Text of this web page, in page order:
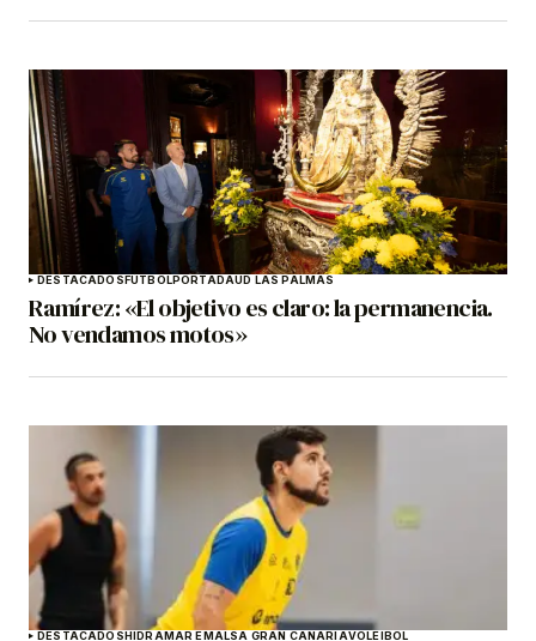
DESTACADOSFÚTBOLPORTADAUD LAS PALMAS
Ramírez: «El objetivo es claro: la permanencia.
No vendamos motos»
DESTACADOSHIDRAMAR EMALSA GRAN CANARIAVOLEIBOL